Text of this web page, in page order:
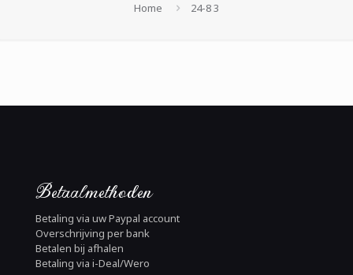
Home 24-8 3
Betaalmethoden
Betaling via uw Paypal account
Overschrijving per bank
Betalen bij afhalen
Betaling via i-Deal/Wero